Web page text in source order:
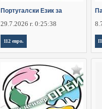
Португалски Език за
29.7.2026 г. 0:25:38
112 евро.